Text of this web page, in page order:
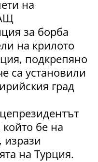
на
за борба
на крилото
подкрепяно
са установили
град
бе на
на Турция.